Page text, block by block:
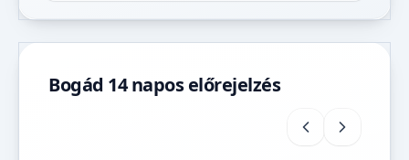
Bogád 14 napos előrejelzés